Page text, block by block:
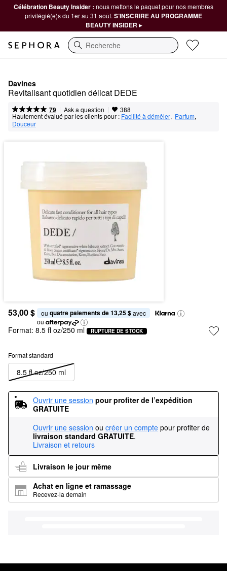
Célébration Beauty Insider : nous mettons le paquet pour nos membres
privilégié(e)s du 1er au 31 août. S’INSCRIRE AU PROGRAMME
BEAUTY INSIDER ▸
Recherche
Davines
Revitalisant quotidien délicat DEDE
79 | Ask a question | 388
Hautement évalué par les clients pour : Facilité à démêler, Parfum,
Douceur
53,00 $ ou quatre paiements de 13,25 $ avec
ou
Format: 8.5 fl oz/250 ml RUPTURE DE STOCK
Format standard
8.5 fl oz/250 ml
Ouvrir une session pour profiter de l’expédition
GRATUITE
Ouvrir une session ou créer un compte pour profiter de
livraison standard GRATUITE.
Livraison et retours
Livraison le jour même
Achat en ligne et ramassage
Recevez-la demain